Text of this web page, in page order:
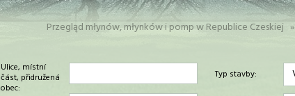
Przegląd młynów, młynków i pomp w Republice Czeskiej »
Ulice, místní
část, přidružená
obec:
Typ stavby: